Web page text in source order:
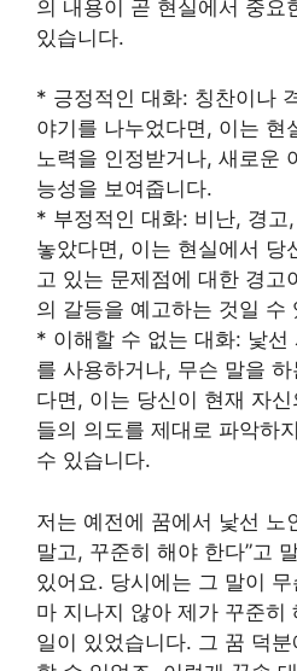
의 내용이 곧 현실에서 중요
있습니다.
* 긍정적인 대화: 칭찬이나
야기를 나누었다면, 이는 현
노력을 인정받거나, 새로운
능성을 보여줍니다.
* 부정적인 대화: 비난, 경고
놓았다면, 이는 현실에서 당
고 있는 문제점에 대한 경고
의 갈등을 예고하는 것일 수
* 이해할 수 없는 대화: 낯선
를 사용하거나, 무슨 말을
다면, 이는 당신이 현재 자
들의 의도를 제대로 파악하
수 있습니다.
저는 예전에 꿈에서 낯선 노
말고, 꾸준히 해야 한다”고
있어요. 당시에는 그 말이
마 지나지 않아 제가 꾸준히
일이 있었습니다. 그 꿈 덕